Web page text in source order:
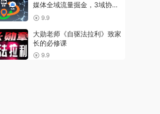
媒体全域流量掘金，3域协
同，共振破屏，短视频-直播-
私域-地域
9.9
大勋老师《自驱法拉利》致家
长的必修课
9.9